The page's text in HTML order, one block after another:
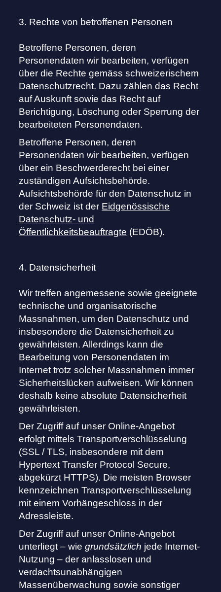
3. Rechte von betroffenen Personen
Betroffene Personen, deren
Personendaten wir bearbeiten, verfügen
über die Rechte gemäss schweizerischem
Datenschutzrecht. Dazu zählen das Recht
auf Auskunft sowie das Recht auf
Berichtigung, Löschung oder Sperrung der
bearbeiteten Personendaten.
Betroffene Personen, deren
Personendaten wir bearbeiten, verfügen
über ein Beschwerderecht bei einer
zuständigen Aufsichtsbehörde.
Aufsichtsbehörde für den Datenschutz in
der Schweiz ist der Eidgenössische
Datenschutz- und
Öffentlichkeitsbeauftragte (EDÖB).
4. Datensicherheit
Wir treffen angemessene sowie geeignete
technische und organisatorische
Massnahmen, um den Datenschutz und
insbesondere die Datensicherheit zu
gewährleisten. Allerdings kann die
Bearbeitung von Personendaten im
Internet trotz solcher Massnahmen immer
Sicherheitslücken aufweisen. Wir können
deshalb keine absolute Datensicherheit
gewährleisten.
Der Zugriff auf unser Online-Angebot
erfolgt mittels Transportverschlüsselung
(SSL / TLS, insbesondere mit dem
Hypertext Transfer Protocol Secure,
abgekürzt HTTPS). Die meisten Browser
kennzeichnen Transportverschlüsselung
mit einem Vorhängeschloss in der
Adressleiste.
Der Zugriff auf unser Online-Angebot
unterliegt – wie grundsätzlich jede Internet-
Nutzung – der anlasslosen und
verdachtsunabhängigen
Massenüberwachung sowie sonstiger